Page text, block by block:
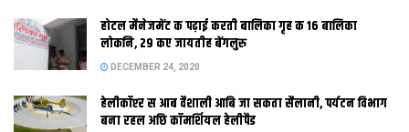
होटल मैनेजमेंट क पढ़ाई करती बालिका गृह क 16 बालिका
लोकनि, 29 कए जायतीह बेंगलुरु
DECEMBER 24, 2020
हेलीकॉप्टर स आब वैशाली आबि जा सकता सैलानी, पर्यटन विभाग
बना रहल अछि कॉमर्शियल हेलीपैड